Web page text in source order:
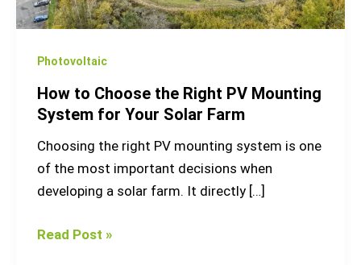
Photovoltaic
How to Choose the Right PV Mounting
System for Your Solar Farm
Choosing the right PV mounting system is one
of the most important decisions when
developing a solar farm. It directly […]
System
Your
Farm
Read Post »